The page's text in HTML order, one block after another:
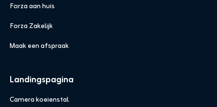
Forza aan huis
Forza Zakelijk
Maak een afspraak
Landingspagina
Camera koeienstal